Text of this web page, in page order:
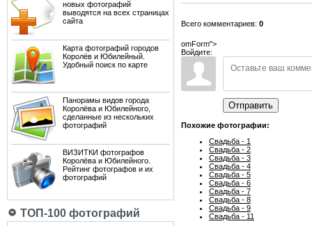
новых фотографий
выводятся на всех страницах
сайта
Карта фотографий городов
Королёв и Юбилейный.
Удобный поиск по карте
Панорамы видов города
Королёва и Юбилейного,
сделанные из нескольких
фотографий
ВИЗИТКИ фотографов
Королёва и Юбилейного.
Рейтинг фотографов и их
фотографий
ТОП-100 фотографий
Всего комментариев: 0
omForm">
Войдите:
Отправить
Похожие фотографии:
Свадьба - 1
Свадьба - 2
Свадьба - 3
Свадьба - 4
Свадьба - 5
Свадьба - 6
Свадьба - 7
Свадьба - 8
Свадьба - 9
Свадьба - 11